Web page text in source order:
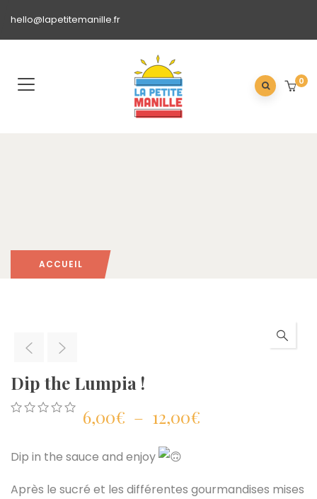
hello@lapetitemanille.fr
0
ACCUEIL
Dip the Lumpia !
based
customer
6,00€ – 12,00€
prix :
Dip in the sauce and enjoy
Après le sucré et les différentes gourmandises mises